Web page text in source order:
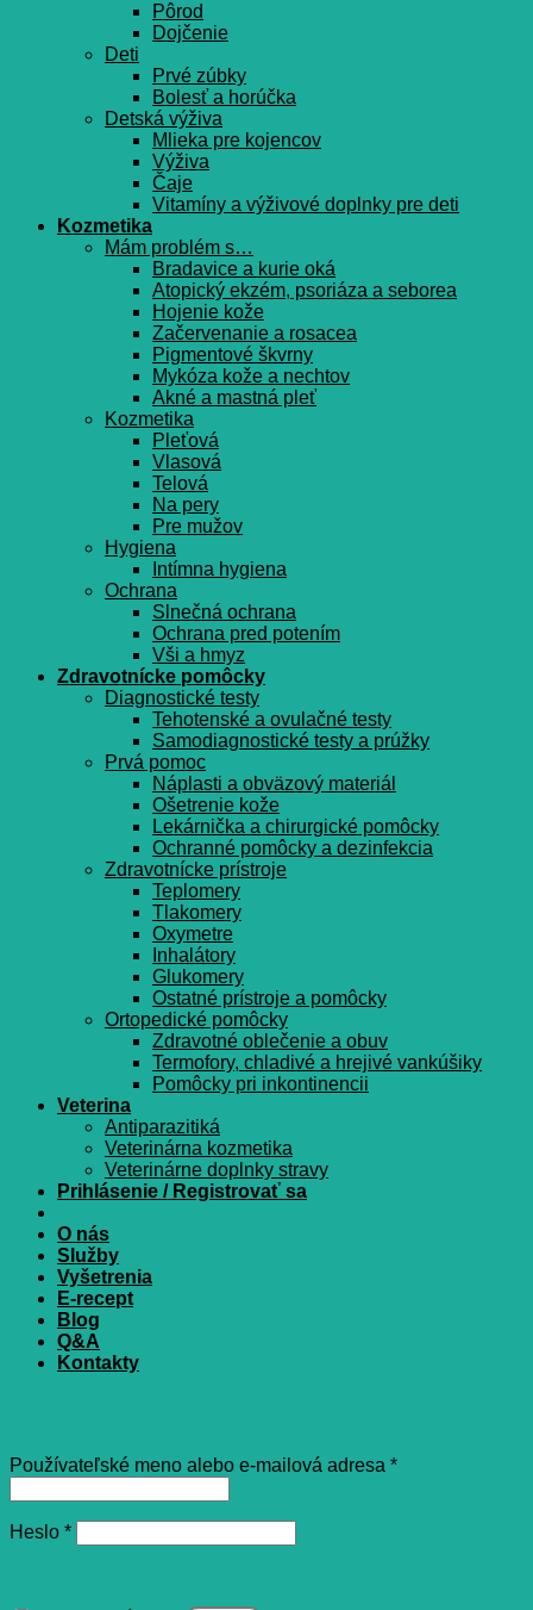
Pôrod
Dojčenie
Deti
Prvé zúbky
Bolesť a horúčka
Detská výživa
Mlieka pre kojencov
Výživa
Čaje
Vitamíny a výživové doplnky pre deti
Kozmetika
Mám problém s…
Bradavice a kurie oká
Atopický ekzém, psoriáza a seborea
Hojenie kože
Začervenanie a rosacea
Pigmentové škvrny
Mykóza kože a nechtov
Akné a mastná pleť
Kozmetika
Pleťová
Vlasová
Telová
Na pery
Pre mužov
Hygiena
Intímna hygiena
Ochrana
Slnečná ochrana
Ochrana pred potením
Vši a hmyz
Zdravotnícke pomôcky
Diagnostické testy
Tehotenské a ovulačné testy
Samodiagnostické testy a prúžky
Prvá pomoc
Náplasti a obväzový materiál
Ošetrenie kože
Lekárnička a chirurgické pomôcky
Ochranné pomôcky a dezinfekcia
Zdravotnícke prístroje
Teplomery
Tlakomery
Oxymetre
Inhalátory
Glukomery
Ostatné prístroje a pomôcky
Ortopedické pomôcky
Zdravotné oblečenie a obuv
Termofory, chladivé a hrejivé vankúšiky
Pomôcky pri inkontinencii
Veterina
Antiparazitiká
Veterinárna kozmetika
Veterinárne doplnky stravy
Prihlásenie / Registrovať sa
O nás
Služby
Vyšetrenia
E-recept
Blog
Q&A
Kontakty
Používateľské meno alebo e-mailová adresa *Povinné
Heslo *Povinné